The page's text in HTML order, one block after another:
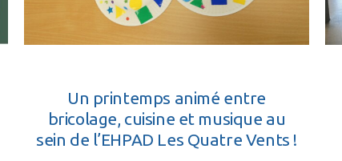
Un printemps animé entre
bricolage, cuisine et musique au
sein de l’EHPAD Les Quatre Vents !